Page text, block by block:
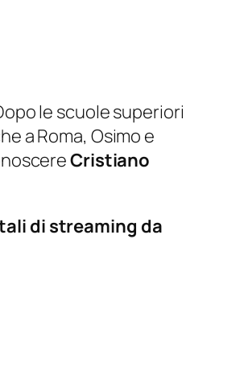
le scuole superiori
a Roma, Osimo e
Cristiano
di streaming da